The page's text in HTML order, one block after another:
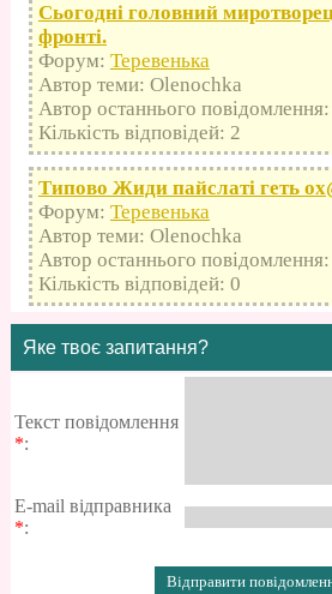
Сьогодні головний
фронті.
Форум: Теревенька
Автор теми: Olenochka
Автор останнього
Кількість відповідей: 2
Типово Жиди пайслаті геть
Форум: Теревенька
Автор теми: Olenochka
Автор останнього
Кількість відповідей: 0
Яке твоє запитання?
Текст повідомлення
*:
E-mail відправника
*: